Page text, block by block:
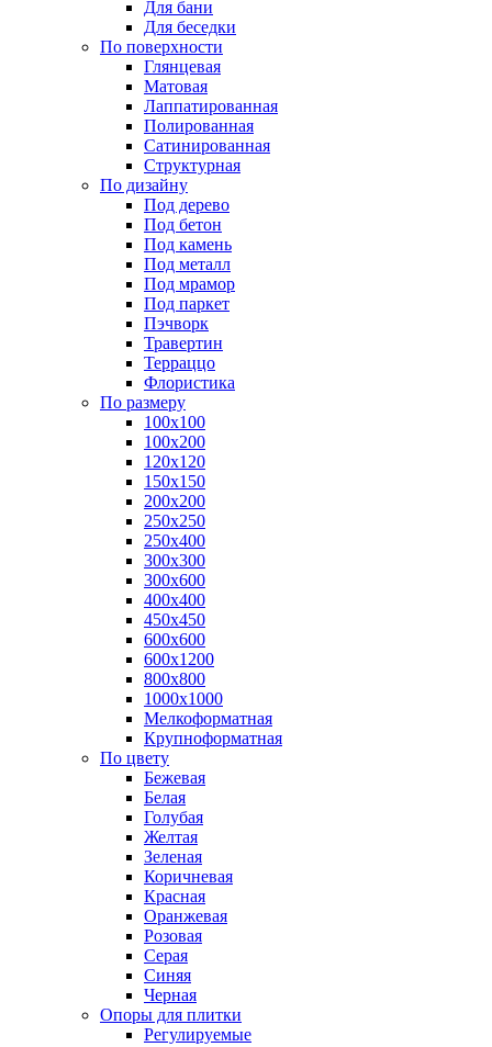
Для бани
Для беседки
По поверхности
Глянцевая
Матовая
Лаппатированная
Полированная
Сатинированная
Структурная
По дизайну
Под дерево
Под бетон
Под камень
Под металл
Под мрамор
Под паркет
Пэчворк
Травертин
Терраццо
Флористика
По размеру
100х100
100х200
120х120
150х150
200х200
250х250
250х400
300х300
300х600
400х400
450х450
600х600
600х1200
800х800
1000х1000
Мелкоформатная
Крупноформатная
По цвету
Бежевая
Белая
Голубая
Желтая
Зеленая
Коричневая
Красная
Оранжевая
Розовая
Серая
Синяя
Черная
Опоры для плитки
Регулируемые